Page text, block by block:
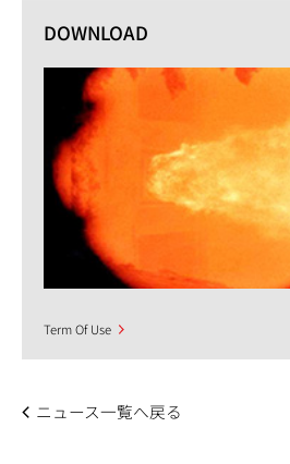
DOWNLOAD
Term Of Use
ニュース一覧へ戻る